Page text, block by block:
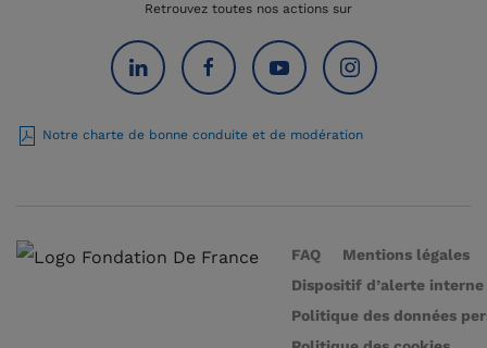
Retrouvez toutes nos actions sur
Notre charte de bonne conduite et de modération
FAQ
Mentions légales
Dispositif d’alerte interne
Politique des données